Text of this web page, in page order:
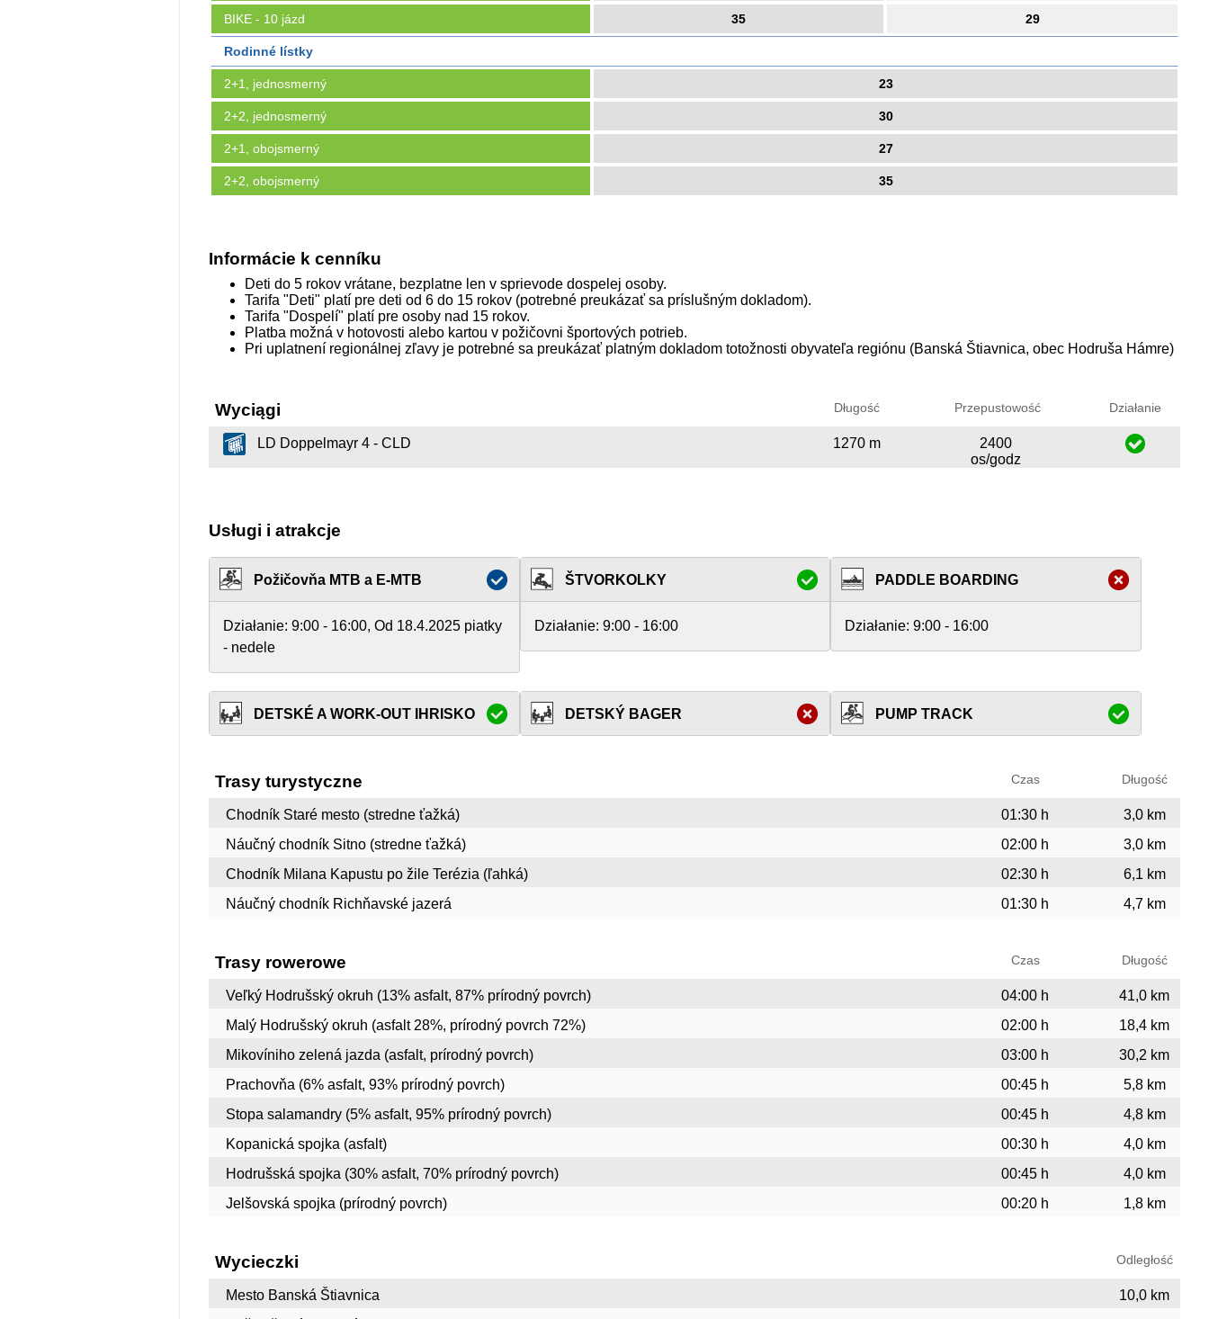
BIKE - 10 jázd 35 29
Rodinné lístky
2+1, jednosmerný 23
2+2, jednosmerný 30
2+1, obojsmerný 27
2+2, obojsmerný 35
Informácie k cenníku
Deti do 5 rokov vrátane, bezplatne len v sprievode dospelej osoby.
Tarifa "Deti" platí pre deti od 6 do 15 rokov (potrebné preukázať sa príslušným dokladom).
Tarifa "Dospelí" platí pre osoby nad 15 rokov.
Platba možná v hotovosti alebo kartou v požičovni športových potrieb.
Pri uplatnení regionálnej zľavy je potrebné sa preukázať platným dokladom totožnosti obyvateľa regiónu (Banská Štiavnica, obec Hodruša Hámre)
Wyciągi Długość Przepustowość Działanie
LD Doppelmayr 4 - CLD 1270 m
2400
os/godz
Usługi i atrakcje
Požičovňa MTB a E-MTB
Działanie: 9:00 - 16:00, Od 18.4.2025 piatky
- nedele
ŠTVORKOLKY
Działanie: 9:00 - 16:00
PADDLE BOARDING
Działanie:9:00 - 16:00
DETSKÉ A WORK-OUT IHRISKO DETSKÝ BAGER PUMP TRACK
Trasy turystyczne Czas Długość
Chodník Staré mesto (stredne ťažká) 01:30 h
3,0 km
Náučný chodník Sitno (stredne ťažká)
02:00 h
3,0 km
Chodník Milana Kapustu po žile Terézia (ľahká)
02:30 h
6,1 km
Náučný chodník Richňavské jazerá
01:30 h 4,7 km
Trasy rowerowe Czas Długość
Veľký Hodrušský okruh (13% asfalt, 87% prírodný povrch) 04:00 h
41,0 km
Malý Hodrušský okruh (asfalt 28%, prírodný povrch 72%)
02:00 h
18,4 km
Mikovíniho zelená jazda (asfalt, prírodný povrch)
03:00 h
30,2 km
Prachovňa (6% asfalt, 93% prírodný povrch)
00:45 h
5,8 km
Stopa salamandry (5% asfalt, 95% prírodný povrch)
00:45 h
4,8 km
Kopanická spojka (asfalt)
00:30 h
4,0 km
Hodrušská spojka (30% asfalt, 70% prírodný povrch)
00:45 h
4,0 km
Jelšovská spojka (prírodný povrch)
00:20 h 1,8 km
Wycieczki Odległość
Mesto Banská Štiavnica
10,0 km